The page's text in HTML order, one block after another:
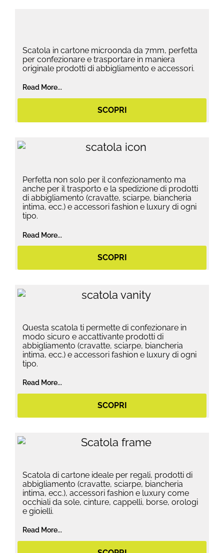
Scatola in cartone microonda da 7mm, perfetta
per confezionare e trasportare in maniera
originale prodotti di abbigliamento e accessori.
Read More...
SCOPRI
Perfetta non solo per il confezionamento ma
anche per il trasporto e la spedizione di prodotti
di abbigliamento (cravatte, sciarpe, biancheria
intima, ecc.) e accessori fashion e luxury di ogni
tipo.
Read More...
SCOPRI
Questa scatola ti permette di confezionare in
modo sicuro e accattivante prodotti di
abbigliamento (cravatte, sciarpe, biancheria
intima, ecc.) e accessori fashion e luxury di ogni
tipo.
Read More...
SCOPRI
Scatola di cartone ideale per regali, prodotti di
abbigliamento (cravatte, sciarpe, biancheria
intima, ecc.), accessori fashion e luxury come
occhiali da sole, cinture, cappelli, borse, orologi
e gioielli.
Read More...